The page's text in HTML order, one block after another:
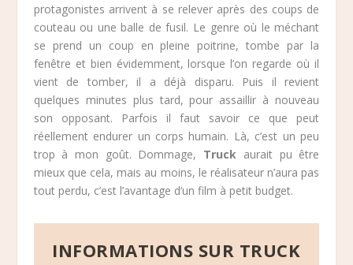
protagonistes arrivent à se relever après des coups de
couteau ou une balle de fusil. Le genre où le méchant
se prend un coup en pleine poitrine, tombe par la
fenêtre et bien évidemment, lorsque l’on regarde où il
vient de tomber, il a déjà disparu. Puis il revient
quelques minutes plus tard, pour assaillir à nouveau
son opposant. Parfois il faut savoir ce que peut
réellement endurer un corps humain. Là, c’est un peu
trop à mon goût. Dommage, Truck aurait pu être
mieux que cela, mais au moins, le réalisateur n’aura pas
tout perdu, c’est l’avantage d’un film à petit budget.
INFORMATIONS SUR TRUCK